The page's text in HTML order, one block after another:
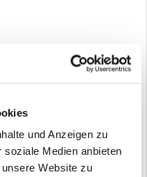
und Anzeigen zu
soziale Medien anbieten
Website zu
wird gemäß Ihrer
Anfertigung vom
Rückgabe